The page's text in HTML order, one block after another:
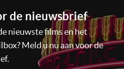
de nieuwsbrief
nieuwste films en het
Meld u nu aan voor de